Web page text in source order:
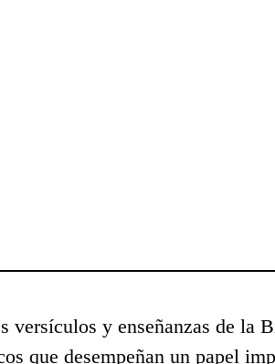
versículos y enseñanzas de la
que desempeñan un papel